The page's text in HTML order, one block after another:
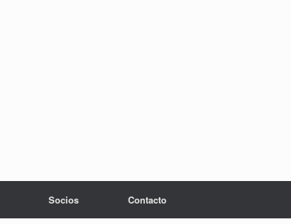
Socios Contacto